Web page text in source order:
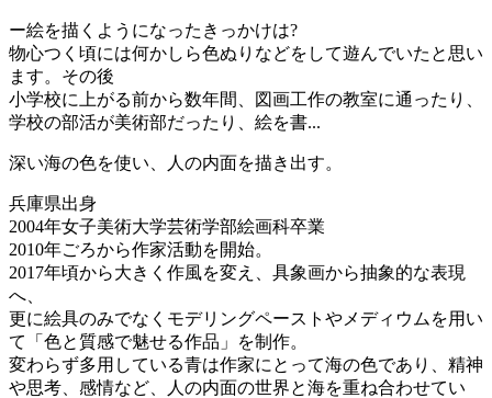
ー絵を描くようになったきっかけは?
物心つく頃には何かしら色ぬりなどをして遊んでいたと思い
ます。その後
小学校に上がる前から数年間、図画工作の教室に通ったり、
学校の部活が美術部だったり、絵を書...
深い海の色を使い、人の内面を描き出す。
兵庫県出身
2004年女子美術大学芸術学部絵画科卒業
2010年ごろから作家活動を開始。
2017年頃から大きく作風を変え、具象画から抽象的な表現
へ、
更に絵具のみでなくモデリングペーストやメディウムを用い
て「色と質感で魅せる作品」を制作。
変わらず多用している青は作家にとって海の色であり、精神
や思考、感情など、人の内面の世界と海を重ね合わせてい